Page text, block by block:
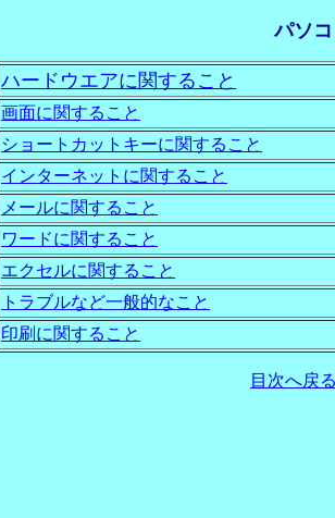
パソ
ハードウエアに関すること
画面に関すること
ショートカットキーに関すること
インターネットに関すること
メールに関すること
ワードに関すること
エクセルに関すること
トラブルなど一般的なこと
印刷に関すること
目次へ戻